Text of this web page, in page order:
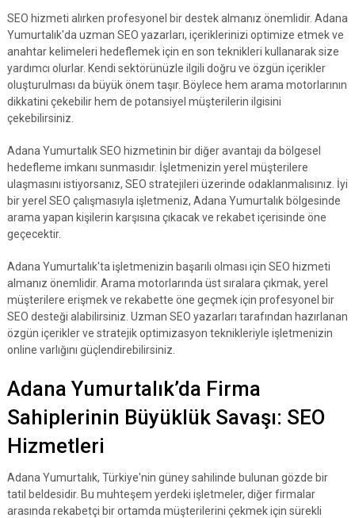
SEO hizmeti alırken profesyonel bir destek almanız önemlidir. Adana
Yumurtalık'da uzman SEO yazarları, içeriklerinizi optimize etmek ve
anahtar kelimeleri hedeflemek için en son teknikleri kullanarak size
yardımcı olurlar. Kendi sektörünüzle ilgili doğru ve özgün içerikler
oluşturulması da büyük önem taşır. Böylece hem arama motorlarının
dikkatini çekebilir hem de potansiyel müşterilerin ilgisini
çekebilirsiniz.
Adana Yumurtalık SEO hizmetinin bir diğer avantajı da bölgesel
hedefleme imkanı sunmasıdır. İşletmenizin yerel müşterilere
ulaşmasını istiyorsanız, SEO stratejileri üzerinde odaklanmalısınız. İyi
bir yerel SEO çalışmasıyla işletmeniz, Adana Yumurtalık bölgesinde
arama yapan kişilerin karşısına çıkacak ve rekabet içerisinde öne
geçecektir.
Adana Yumurtalık'ta işletmenizin başarılı olması için SEO hizmeti
almanız önemlidir. Arama motorlarında üst sıralara çıkmak, yerel
müşterilere erişmek ve rekabette öne geçmek için profesyonel bir
SEO desteği alabilirsiniz. Uzman SEO yazarları tarafından hazırlanan
özgün içerikler ve stratejik optimizasyon teknikleriyle işletmenizin
online varlığını güçlendirebilirsiniz.
Adana Yumurtalık’da Firma
Sahiplerinin Büyüklük Savaşı: SEO
Hizmetleri
Adana Yumurtalık, Türkiye'nin güney sahilinde bulunan gözde bir
tatil beldesidir. Bu muhteşem yerdeki işletmeler, diğer firmalar
arasında rekabetçi bir ortamda müşterilerini çekmek için sürekli